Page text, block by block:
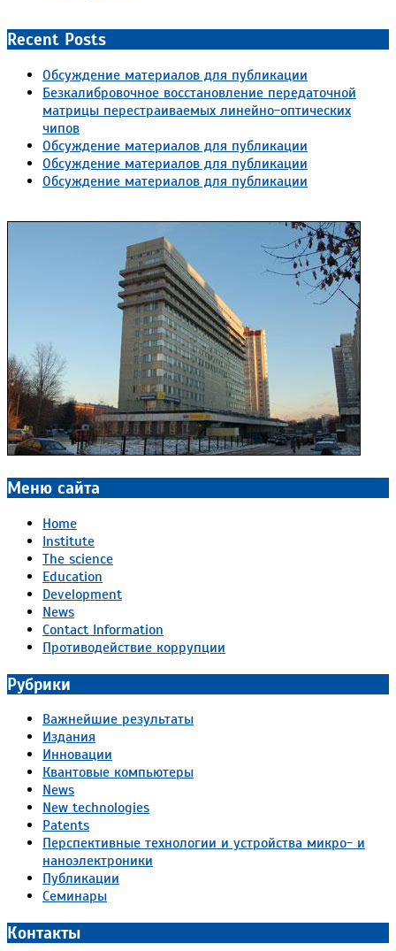
Recent Posts
Обсуждение материалов для публикации
Безкалибровочное восстановление передаточной
матрицы перестраиваемых линейно-оптических
чипов
Обсуждение материалов для публикации
Обсуждение материалов для публикации
Обсуждение материалов для публикации
Меню сайта
Home
Institute
The science
Education
Development
News
Contact Information
Противодействие коррупции
Рубрики
Важнейшие результаты
Издания
Инновации
Квантовые компьютеры
News
New technologies
Patents
Перспективные технологии и устройства микро- и
наноэлектроники
Публикации
Семинары
Контакты